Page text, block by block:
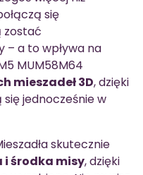
się
zostać
a to wpływa na
MUM58M64
mieszadeł 3D, dzięki
jednocześnie w
skutecznie
i środka misy, dzięki